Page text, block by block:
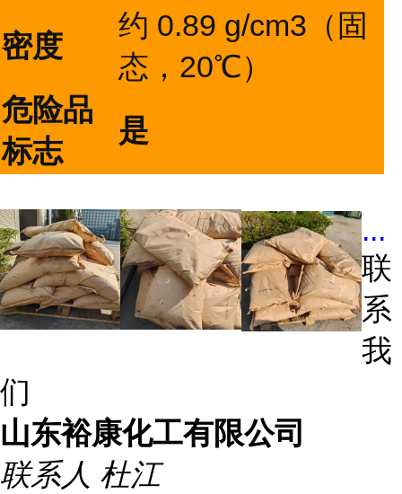
密度
约 0.89 g/cm3（固
态，20℃）
危险品
标志
是
...
联
系
我
们
山东裕康化工有限公司
联系人 杜江